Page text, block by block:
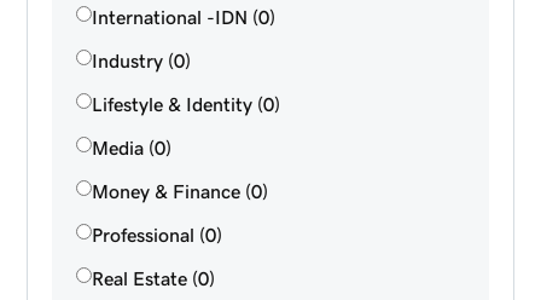
International -IDN (0)
Industry (0)
Lifestyle & Identity (0)
Media (0)
Money & Finance (0)
Professional (0)
Real Estate (0)